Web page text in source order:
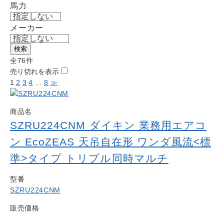
馬力
メーカー
検索
全76件
売り切れを表示
1 2 3 4 8 ≫
商品名
SZRU224CNM ダイキン 業務用エアコ
ン EcoZEAS 天吊自在形 ワンダ風流<標
準>タイプ トリプル同時マルチ
型番
SZRU224CNM
販売価格